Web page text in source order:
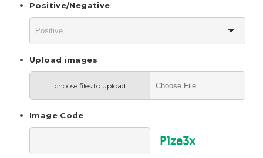
Positive/Negative
Upload images
choose files to upload
Image Code
P1za3x